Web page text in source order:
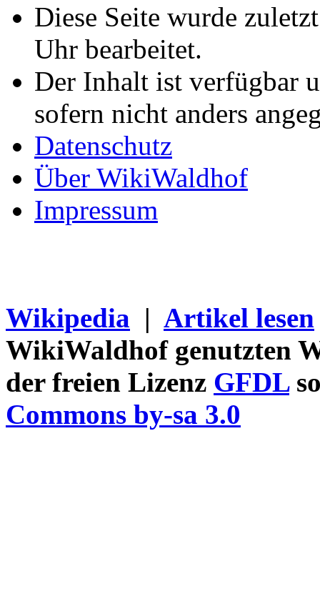
Diese Seite wurde
Uhr bearbeitet.
Der Inhalt ist verfügbar
sofern nicht anders
Datenschutz
Über WikiWaldhof
Impressum
Wikipedia | Artikel lesen
WikiWaldhof genutzten
der freien Lizenz GFDL
Commons by-sa 3.0